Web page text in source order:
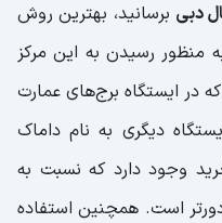
دبی برسانید، بهترین روش
منظور رسیدن به این مرکز
در ایستگاه برج‌های عمارت
دیگری به نام داماک
وجود دارد که نسبت به
است‌. همچنین استفاده